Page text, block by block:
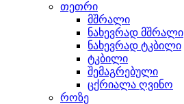
თეთრი
მშრალი
ნახევრად მშრალი
ნახევრად ტკბილი
ტკბილი
შემაგრებული
ცქრიალა ღვინო
როზე